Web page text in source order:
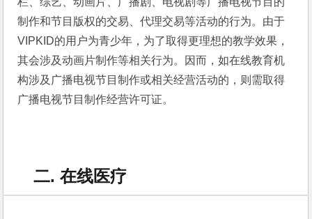
制作和节目版权的交易、代理交易等活动的行为。由于
VIPKID的用户为青少年，为了取得更理想的教学效果，
其会涉及动画片制作等相关行为。因而，如在线教育机
构涉及广播电视节目制作或相关经营活动的，则需取得
广播电视节目制作经营许可证。
二. 在线医疗